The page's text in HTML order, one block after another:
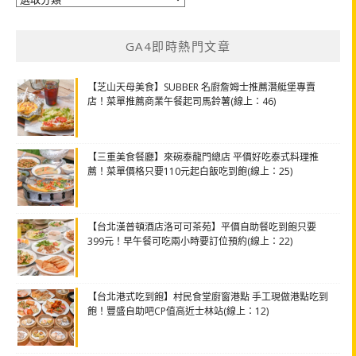
GA4即時熱門文章
【芝山天母美食】SUBBER 名廚詹姆士推薦潛艇堡專賣
店！菜單推薦商業午餐起司馬鈴薯(線上：46)
【三重美食餐廳】來碗泰龍門總店 平價好吃泰式料理推
薦！菜單價格只要110元起白飯吃到飽(線上：25)
【台北漢普頓酒店洛可可茶苑】平價自助餐吃到飽只要
399元！早午餐可吃兩小時要訂位預約(線上：22)
【台北港式吃到飽】村民食堂廚窗港點 手工現做港點吃到
飽！豐盛自助吧CP值高近士林站(線上：12)